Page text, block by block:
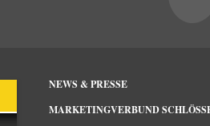
NEWS & PRESSE
MARKETINGVERBUND